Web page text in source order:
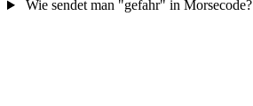
Wie sendet man "gefahr" in Morsecode?